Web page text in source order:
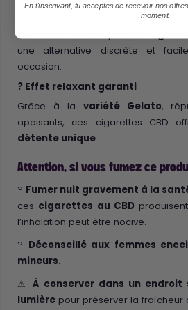
Leur format
une alternative discrète et
occasion.
? Effet relaxant garanti
Grâce à la variété Gelato,
apaisants, ces cigarettes CBD
détente unique.
Attention, si vous fumez ce
? Fumer nuit gravement à la
ces cigarettes au CBD
l’inhalation peut être nocive.
? Déconseillé aux femmes
mineurs.
⚠À conserver dans un
lumière pour préserver la fraîcheur
En t'inscrivant, tu acceptes de recevoir nos
moment.